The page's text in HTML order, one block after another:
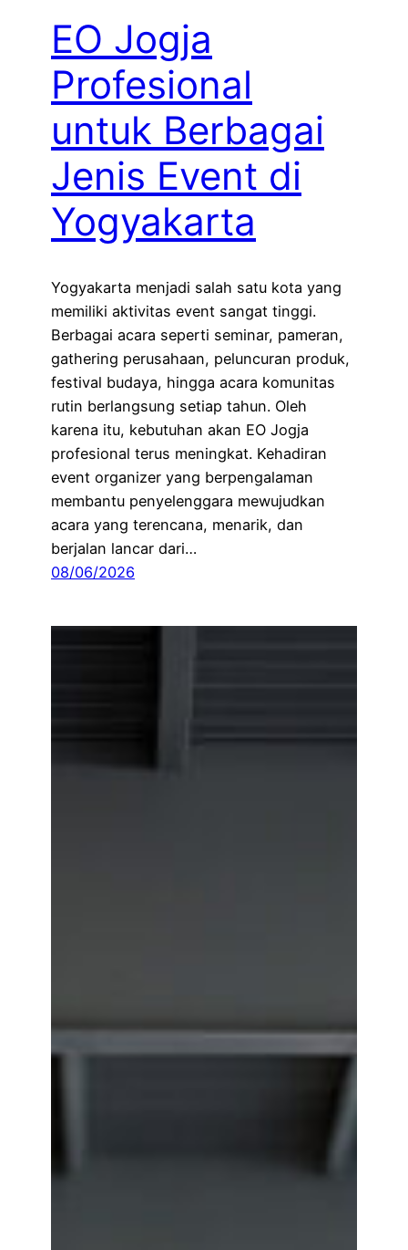
EO Jogja
Profesional
untuk Berbagai
Jenis Event di
Yogyakarta
Yogyakarta menjadi salah satu kota yang
memiliki aktivitas event sangat tinggi.
Berbagai acara seperti seminar, pameran,
gathering perusahaan, peluncuran produk,
festival budaya, hingga acara komunitas
rutin berlangsung setiap tahun. Oleh
karena itu, kebutuhan akan EO Jogja
profesional terus meningkat. Kehadiran
event organizer yang berpengalaman
membantu penyelenggara mewujudkan
acara yang terencana, menarik, dan
berjalan lancar dari…
08/06/2026